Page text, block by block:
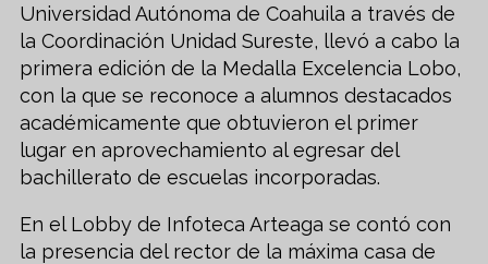
Universidad Autónoma de Coahuila a través de
la Coordinación Unidad Sureste, llevó a cabo la
primera edición de la Medalla Excelencia Lobo,
con la que se reconoce a alumnos destacados
académicamente que obtuvieron el primer
lugar en aprovechamiento al egresar del
bachillerato de escuelas incorporadas.
En el Lobby de Infoteca Arteaga se contó con
la presencia del rector de la máxima casa de